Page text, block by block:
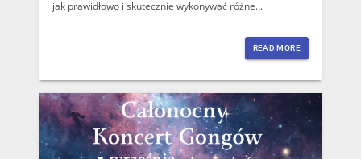
jak prawidłowo i skutecznie wykonywać różne...
READ MORE